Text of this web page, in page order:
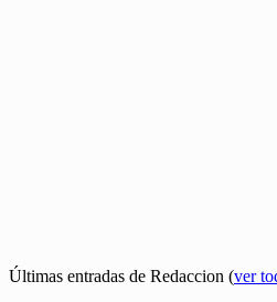
Últimas entradas de Redaccion (ver